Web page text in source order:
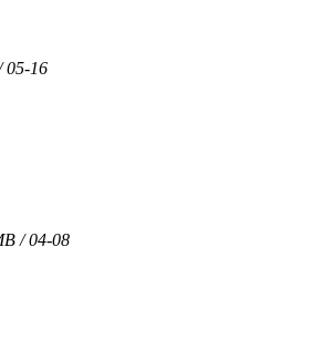
05-16
/ 04-08